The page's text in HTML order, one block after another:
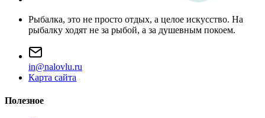
Рыбалка, это не просто отдых, а целое искусство. На
рыбалку ходят не за рыбой, а за душевным покоем.
in@nalovlu.ru
Карта сайта
Полезное